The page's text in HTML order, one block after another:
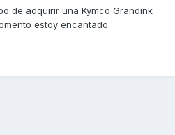
de adquirir una Kymco Grandink
estoy encantado.